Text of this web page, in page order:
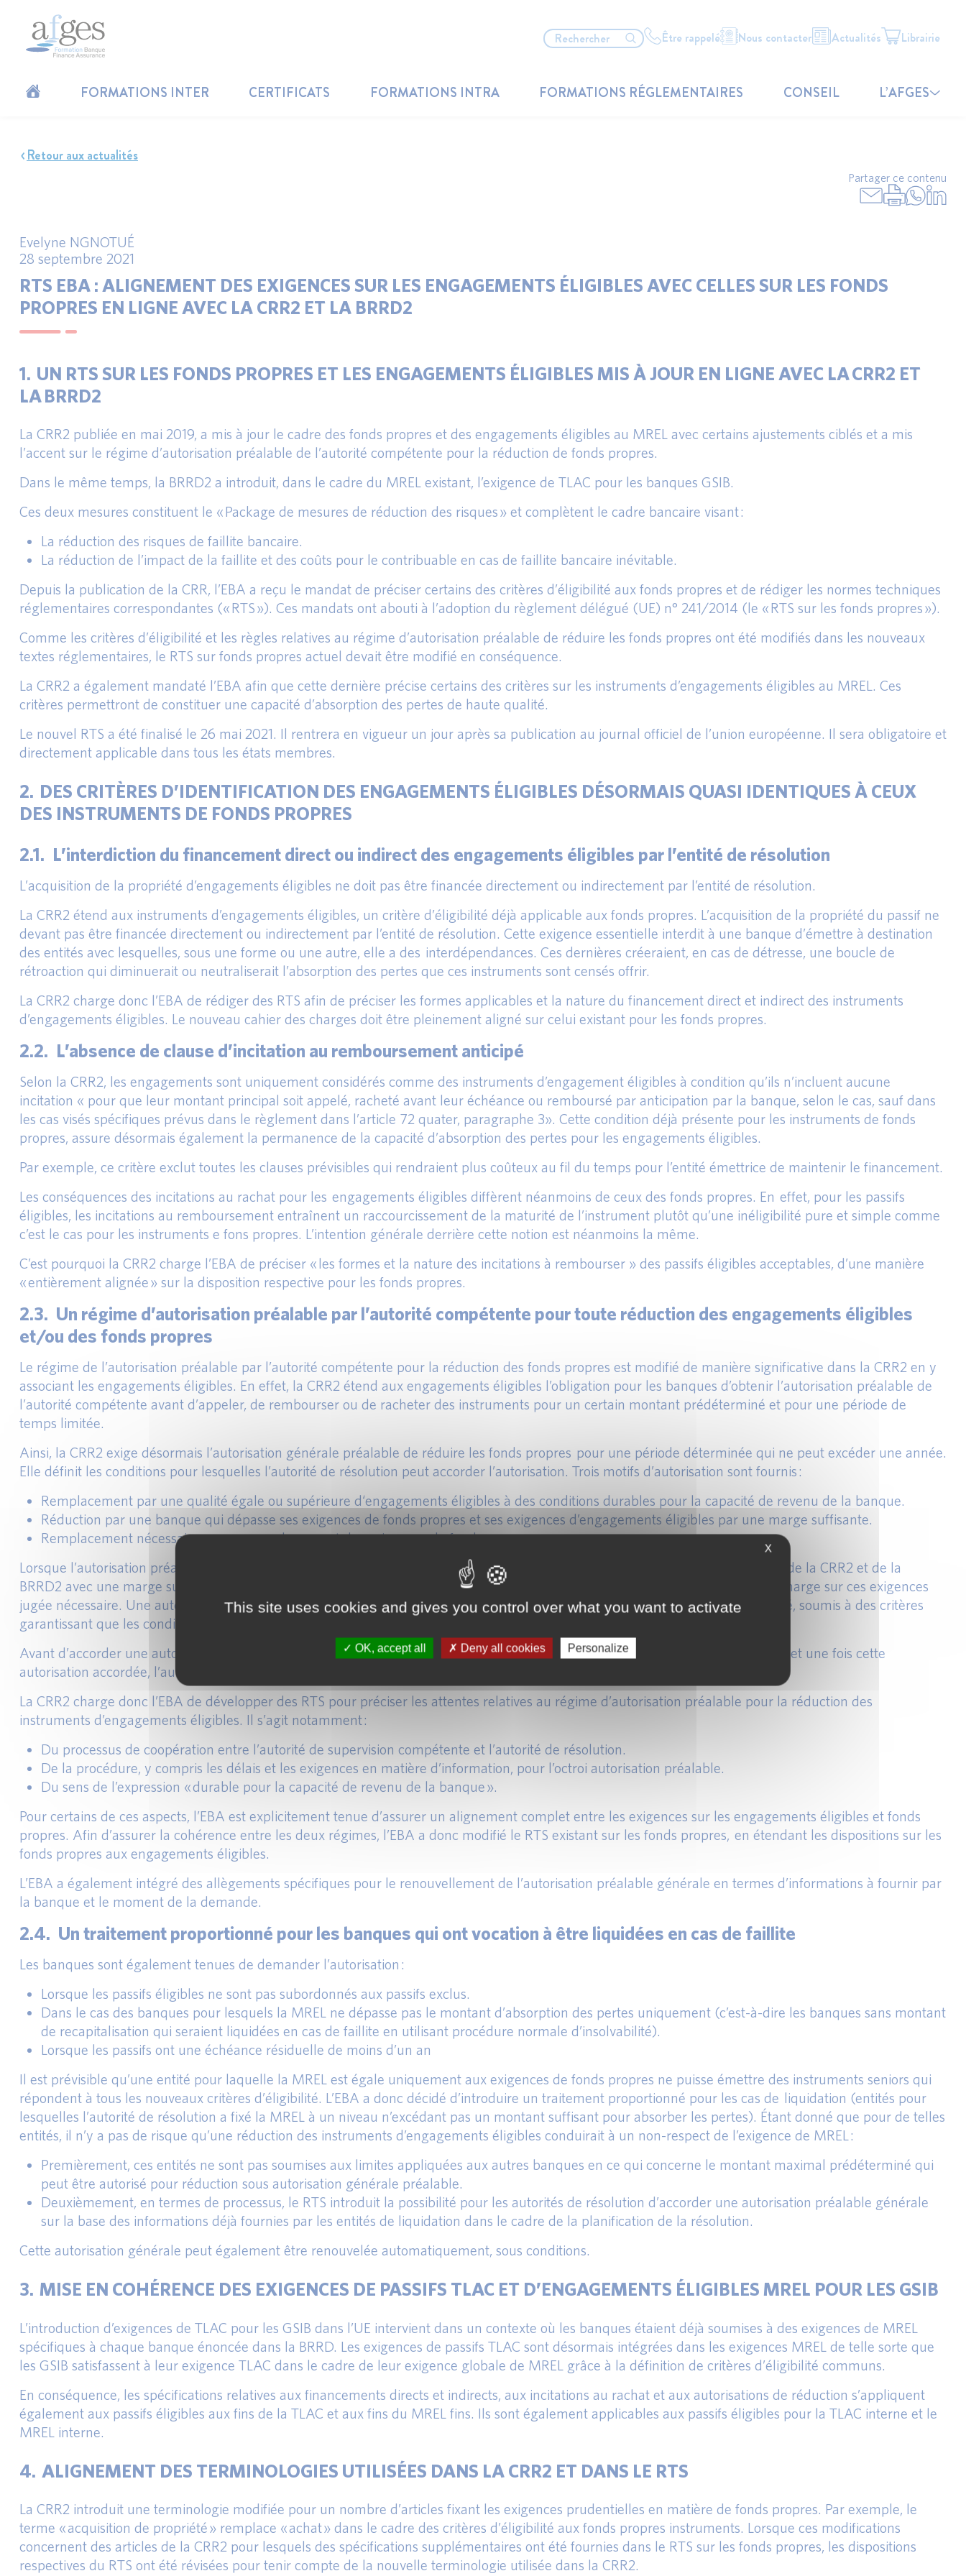
Être rappelé Nous contacter Actualités Librairie
FORMATIONS INTER CERTIFICATS FORMATIONS INTRA FORMATIONS RÉGLEMENTAIRES CONSEIL L’AFGES
Retour aux actualités
Partager ce contenu
Evelyne NGNOTUÉ
28 septembre 2021
RTS EBA : ALIGNEMENT DES EXIGENCES SUR LES ENGAGEMENTS ÉLIGIBLES AVEC CELLES SUR LES FONDS
PROPRES EN LIGNE AVEC LA CRR2 ET LA BRRD2
1. UN RTS SUR LES FONDS PROPRES ET LES ENGAGEMENTS ÉLIGIBLES MIS À JOUR EN LIGNE AVEC LA CRR2 ET
LA BRRD2
La CRR2 publiée en mai 2019, a mis à jour le cadre des fonds propres et des engagements éligibles au MREL avec certains ajustements ciblés et a mis
l’accent sur le régime d’autorisation préalable de l’autorité compétente pour la réduction de fonds propres.
Dans le même temps, la BRRD2 a introduit, dans le cadre du MREL existant, l’exigence de TLAC pour les banques GSIB.
Ces deux mesures constituent le « Package de mesures de réduction des risques » et complètent le cadre bancaire visant :
La réduction des risques de faillite bancaire.
La réduction de l’impact de la faillite et des coûts pour le contribuable en cas de faillite bancaire inévitable.
Depuis la publication de la CRR, l’EBA a reçu le mandat de préciser certains des critères d’éligibilité aux fonds propres et de rédiger les normes techniques
réglementaires correspondantes (« RTS »). Ces mandats ont abouti à l’adoption du règlement délégué (UE) n° 241/2014 (le « RTS sur les fonds propres »).
Comme les critères d’éligibilité et les règles relatives au régime d’autorisation préalable de réduire les fonds propres ont été modifiés dans les nouveaux
textes réglementaires, le RTS sur fonds propres actuel devait être modifié en conséquence.
La CRR2 a également mandaté l’EBA afin que cette dernière précise certains des critères sur les instruments d’engagements éligibles au MREL. Ces
critères permettront de constituer une capacité d’absorption des pertes de haute qualité.
Le nouvel RTS a été finalisé le 26 mai 2021. Il rentrera en vigueur un jour après sa publication au journal officiel de l’union européenne. Il sera obligatoire et
directement applicable dans tous les états membres.
2. DES CRITÈRES D’IDENTIFICATION DES ENGAGEMENTS ÉLIGIBLES DÉSORMAIS QUASI IDENTIQUES À CEUX
DES INSTRUMENTS DE FONDS PROPRES
2.1. L’interdiction du financement direct ou indirect des engagements éligibles par l’entité de résolution
L’acquisition de la propriété d’engagements éligibles ne doit pas être financée directement ou indirectement par l’entité de résolution.
La CRR2 étend aux instruments d’engagements éligibles, un critère d’éligibilité déjà applicable aux fonds propres. L’acquisition de la propriété du passif ne
devant pas être financée directement ou indirectement par l’entité de résolution. Cette exigence essentielle interdit à une banque d’émettre à destination
des entités avec lesquelles, sous une forme ou une autre, elle a des interdépendances. Ces dernières créeraient, en cas de détresse, une boucle de
rétroaction qui diminuerait ou neutraliserait l’absorption des pertes que ces instruments sont censés offrir.
La CRR2 charge donc l’EBA de rédiger des RTS afin de préciser les formes applicables et la nature du financement direct et indirect des instruments
d’engagements éligibles. Le nouveau cahier des charges doit être pleinement aligné sur celui existant pour les fonds propres.
2.2. L’absence de clause d’incitation au remboursement anticipé
Selon la CRR2, les engagements sont uniquement considérés comme des instruments d’engagement éligibles à condition qu’ils n’incluent aucune
incitation « pour que leur montant principal soit appelé, racheté avant leur échéance ou remboursé par anticipation par la banque, selon le cas, sauf dans
les cas visés spécifiques prévus dans le règlement dans l’article 72 quater, paragraphe 3». Cette condition déjà présente pour les instruments de fonds
propres, assure désormais également la permanence de la capacité d’absorption des pertes pour les engagements éligibles.
Par exemple, ce critère exclut toutes les clauses prévisibles qui rendraient plus coûteux au fil du temps pour l’entité émettrice de maintenir le financement.
Les conséquences des incitations au rachat pour les engagements éligibles diffèrent néanmoins de ceux des fonds propres. En effet, pour les passifs
éligibles, les incitations au remboursement entraînent un raccourcissement de la maturité de l’instrument plutôt qu’une inéligibilité pure et simple comme
c’est le cas pour les instruments e fons propres. L’intention générale derrière cette notion est néanmoins la même.
C’est pourquoi la CRR2 charge l’EBA de préciser « les formes et la nature des incitations à rembourser » des passifs éligibles acceptables, d’une manière
« entièrement alignée » sur la disposition respective pour les fonds propres.
2.3. Un régime d’autorisation préalable par l’autorité compétente pour toute réduction des engagements éligibles
et/ou des fonds propres
Le régime de l’autorisation préalable par l’autorité compétente pour la réduction des fonds propres est modifié de manière significative dans la CRR2 en y
associant les engagements éligibles. En effet, la CRR2 étend aux engagements éligibles l’obligation pour les banques d’obtenir l’autorisation préalable de
l’autorité compétente avant d’appeler, de rembourser ou de racheter des instruments pour un certain montant prédéterminé et pour une période de
temps limitée.
Ainsi, la CRR2 exige désormais l’autorisation générale préalable de réduire les fonds propres pour une période déterminée qui ne peut excéder une année.
Elle définit les conditions pour lesquelles l’autorité de résolution peut accorder l’autorisation. Trois motifs d’autorisation sont fournis :
Remplacement par une qualité égale ou supérieure d‘engagements éligibles à des conditions durables pour la capacité de revenu de la banque.
Réduction par une banque qui dépasse ses exigences de fonds propres et ses exigences d’engagements éligibles par une marge suffisante.
Remplacement nécessaire pour assurer le respect des exigences de fonds propres.
Lorsque l’autorisation préalable porte sur des fonds propres et des engagements éligibles de la banque dépassant les exigences de la CRR2 et de la
BRRD2 avec une marge suffisante, l’autorité de résolution, en accord avec l’autorité e supervision compétente, va déterminer la marge sur ces exigences
jugée nécessaire. Une autorisation préalable générale peut être donnée pour une durée déterminée et un montant prédéterminé, soumis à des critères
garantissant que les conditions des deux premiers motifs d’autorisation sont respectées.
Avant d’accorder une autorisation générale préalable, l’autorité de résolution doit consulter l’autorité de supervision compétente, et une fois cette
autorisation accordée, l’autorité de supervision compétente est informée en conséquence.
La CRR2 charge donc l’EBA de développer des RTS pour préciser les attentes relatives au régime d’autorisation préalable pour la réduction des
instruments d’engagements éligibles. Il s’agit notamment :
Du processus de coopération entre l’autorité de supervision compétente et l’autorité de résolution.
De la procédure, y compris les délais et les exigences en matière d’information, pour l’octroi autorisation préalable.
Du sens de l’expression « durable pour la capacité de revenu de la banque ».
Pour certains de ces aspects, l’EBA est explicitement tenue d’assurer un alignement complet entre les exigences sur les engagements éligibles et fonds
propres. Afin d’assurer la cohérence entre les deux régimes, l’EBA a donc modifié le RTS existant sur les fonds propres, en étendant les dispositions sur les
fonds propres aux engagements éligibles.
L’EBA a également intégré des allègements spécifiques pour le renouvellement de l’autorisation préalable générale en termes d’informations à fournir par
la banque et le moment de la demande.
2.4. Un traitement proportionné pour les banques qui ont vocation à être liquidées en cas de faillite
Les banques sont également tenues de demander l’autorisation :
Lorsque les passifs éligibles ne sont pas subordonnés aux passifs exclus.
Dans le cas des banques pour lesquels la MREL ne dépasse pas le montant d’absorption des pertes uniquement (c’est-à-dire les banques sans montant
de recapitalisation qui seraient liquidées en cas de faillite en utilisant procédure normale d’insolvabilité).
Lorsque les passifs ont une échéance résiduelle de moins d’un an
Il est prévisible qu’une entité pour laquelle la MREL est égale uniquement aux exigences de fonds propres ne puisse émettre des instruments seniors qui
répondent à tous les nouveaux critères d’éligibilité. L’EBA a donc décidé d’introduire un traitement proportionné pour les cas de liquidation (entités pour
lesquelles l’autorité de résolution a fixé la MREL à un niveau n’excédant pas un montant suffisant pour absorber les pertes). Étant donné que pour de telles
entités, il n’y a pas de risque qu’une réduction des instruments d’engagements éligibles conduirait à un non-respect de l’exigence de MREL :
Premièrement, ces entités ne sont pas soumises aux limites appliquées aux autres banques en ce qui concerne le montant maximal prédéterminé qui
peut être autorisé pour réduction sous autorisation générale préalable.
Deuxièmement, en termes de processus, le RTS introduit la possibilité pour les autorités de résolution d’accorder une autorisation préalable générale
sur la base des informations déjà fournies par les entités de liquidation dans le cadre de la planification de la résolution.
Cette autorisation générale peut également être renouvelée automatiquement, sous conditions.
3. MISE EN COHÉRENCE DES EXIGENCES DE PASSIFS TLAC ET D’ENGAGEMENTS ÉLIGIBLES MREL POUR LES GSIB
L’introduction d’exigences de TLAC pour les GSIB dans l’UE intervient dans un contexte où les banques étaient déjà soumises à des exigences de MREL
spécifiques à chaque banque énoncée dans la BRRD. Les exigences de passifs TLAC sont désormais intégrées dans les exigences MREL de telle sorte que
les GSIB satisfassent à leur exigence TLAC dans le cadre de leur exigence globale de MREL grâce à la définition de critères d’éligibilité communs.
En conséquence, les spécifications relatives aux financements directs et indirects, aux incitations au rachat et aux autorisations de réduction s’appliquent
également aux passifs éligibles aux fins de la TLAC et aux fins du MREL fins. Ils sont également applicables aux passifs éligibles pour la TLAC interne et le
MREL interne.
4. ALIGNEMENT DES TERMINOLOGIES UTILISÉES DANS LA CRR2 ET DANS LE RTS
La CRR2 introduit une terminologie modifiée pour un nombre d’articles fixant les exigences prudentielles en matière de fonds propres. Par exemple, le
terme « acquisition de propriété » remplace « achat » dans le cadre des critères d’éligibilité aux fonds propres instruments. Lorsque ces modifications
concernent des articles de la CRR2 pour lesquels des spécifications supplémentaires ont été fournies dans le RTS sur les fonds propres, les dispositions
respectives du RTS ont été révisées pour tenir compte de la nouvelle terminologie utilisée dans la CRR2.
X
This site uses cookies and gives you control over what you want to activate
OK, accept all Deny all cookies Personalize